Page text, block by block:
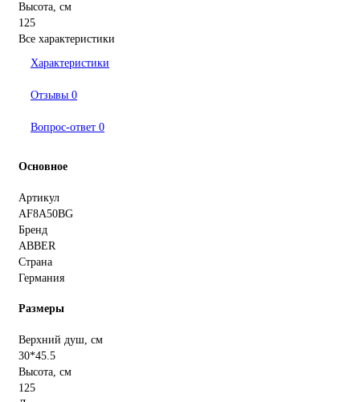
Высота, см
125
Все характеристики
Характеристики
Отзывы 0
Вопрос-ответ 0
Основное
Артикул
AF8A50BG
Бренд
ABBER
Страна
Германия
Размеры
Верхний душ, см
30*45.5
Высота, см
125